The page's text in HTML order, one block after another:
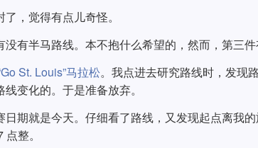
，觉得有点儿奇怪。
有半马路线。本不抱什么希望的，然而，第三件
St. Louis”马拉松。我点进去研究路线时，发现
变化的。于是准备放弃。
期就是今天。仔细看了路线，又发现起点离我
整。